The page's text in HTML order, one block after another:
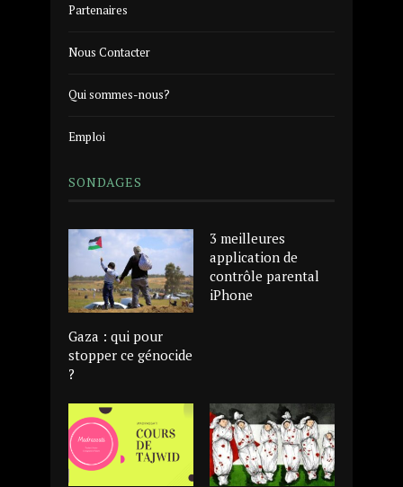
Partenaires
Nous Contacter
Qui sommes-nous?
Emploi
SONDAGES
Gaza : qui pour
stopper ce génocide
?
3 meilleures
application de
contrôle parental
iPhone